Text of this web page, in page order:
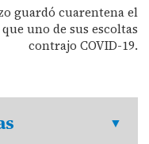
guardó cuarentena el
uno de sus escoltas
contrajo COVID-19.